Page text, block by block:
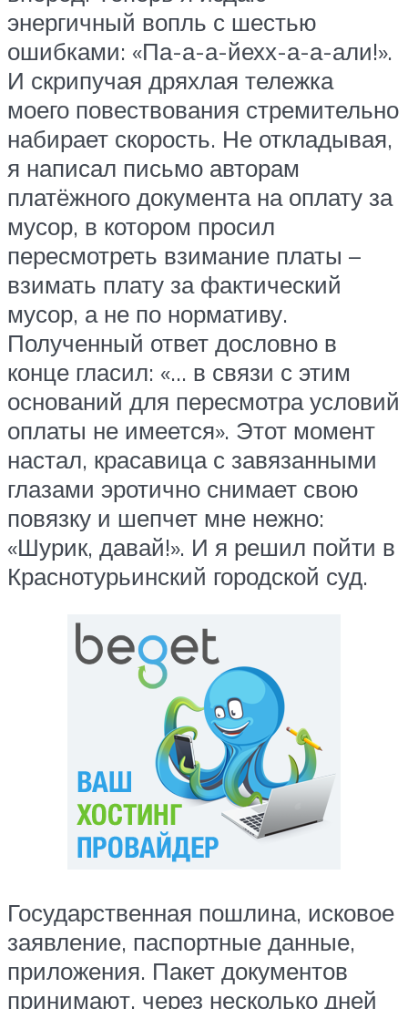
энергичный вопль с шестью
ошибками: «Па-а-а-йехх-а-а-али!».
И скрипучая дряхлая тележка
моего повествования стремительно
набирает скорость. Не откладывая,
я написал письмо авторам
платёжного документа на оплату за
мусор, в котором просил
пересмотреть взимание платы –
взимать плату за фактический
мусор, а не по нормативу.
Полученный ответ дословно в
конце гласил: «… в связи с этим
оснований для пересмотра условий
оплаты не имеется». Этот момент
настал, красавица с завязанными
глазами эротично снимает свою
повязку и шепчет мне нежно:
«Шурик, давай!». И я решил пойти в
Краснотурьинский городской суд.
Государственная пошлина, исковое
заявление, паспортные данные,
приложения. Пакет документов
принимают, через несколько дней